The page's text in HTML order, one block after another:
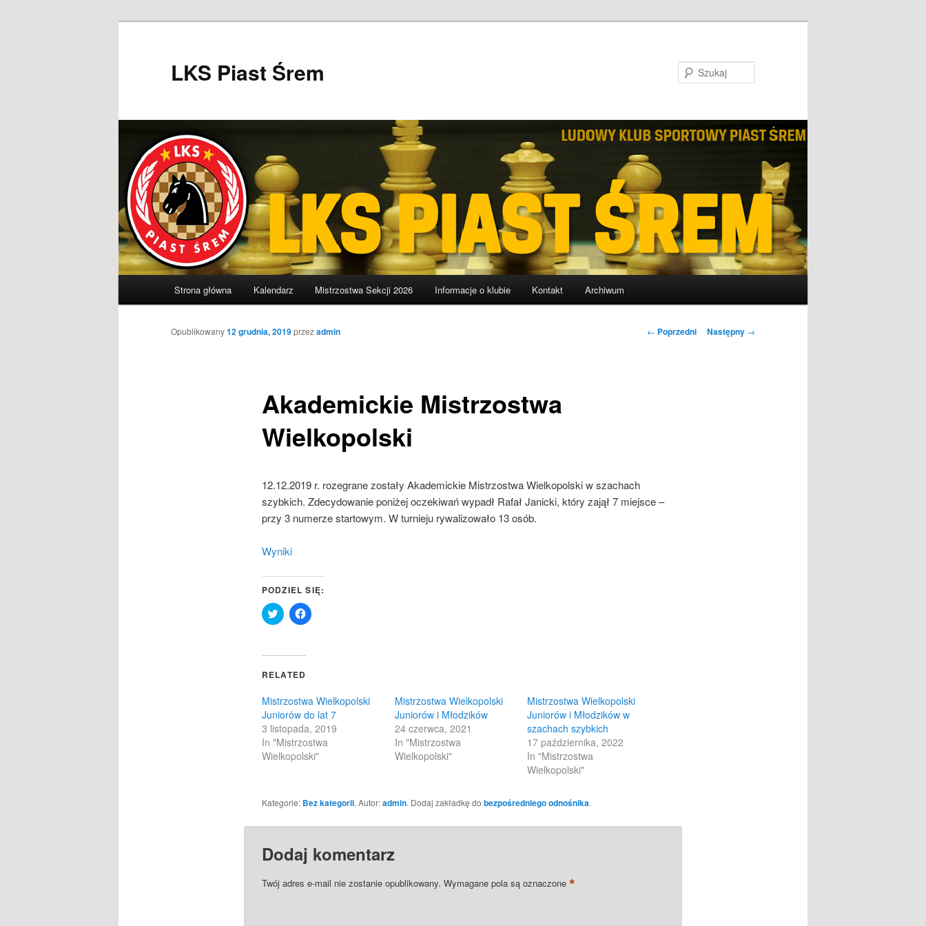
LKS Piast Śrem
Strona główna Kalendarz Mistrzostwa Sekcji 2026 Informacje o klubie Kontakt Archiwum
Nawigacja
← Poprzedni Następny →
Akademickie Mistrzostwa
Wielkopolski
Opublikowany12 grudnia, 2019przezadmin
12.12.2019 r. rozegrane zostały Akademickie Mistrzostwa Wielkopolski w szachach
szybkich. Zdecydowanie poniżej oczekiwań wypadł Rafał Janicki, który zajął 7 miejsce –
przy 3 numerze startowym. W turnieju rywalizowało 13 osób.
Wyniki
PODZIEL SIĘ:
Click
to
(Opens
new
Click
to
RELATED
Mistrzostwa Wielkopolski
Juniorów do lat 7
3 listopada, 2019
In "Mistrzostwa
Wielkopolski"
Mistrzostwa Wielkopolski
Juniorów i Młodzików
24 czerwca, 2021
In "Mistrzostwa
Wielkopolski"
Mistrzostwa Wielkopolski
Juniorów i Młodzików w
szachach szybkich
17 października, 2022
In "Mistrzostwa
Wielkopolski"
Kategorie: Bez kategorii. Autor:admin. Dodaj zakładkę do bezpośredniego odnośnika.
Dodaj komentarz
Twój adres e-mail nie zostanie opublikowany. Wymagane pola są oznaczone *